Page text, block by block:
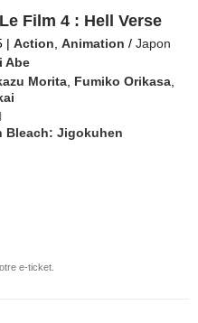
Film 4 : Hell Verse
| Action ,Animation / Japon
Abe
Morita Fumiko Orikasa
Bleach: Jigokuhen
e-ticket.